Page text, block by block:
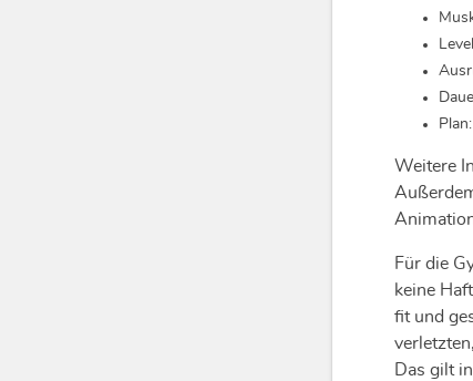
Weitere
Für die
keine
fit und
Das gilt